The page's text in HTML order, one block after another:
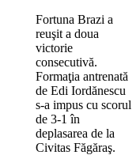
Fortuna Brazi a
reuşit a doua
victorie
consecutivă.
Formaţia antrenată
de Edi Iordănescu
s-a impus cu scorul
de 3-1 în
deplasarea de la
Civitas Făgăraş.